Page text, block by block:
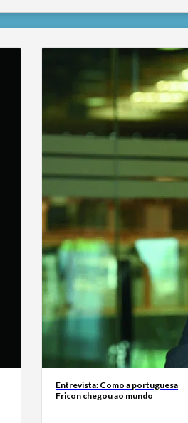
Entrevista: Como a portuguesa
Fricon chegou ao mundo